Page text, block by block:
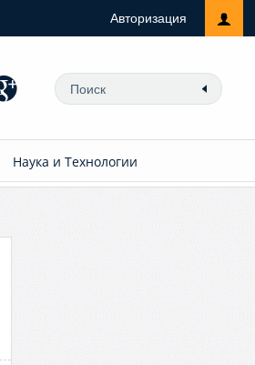
Авторизация
Наука и Технологии